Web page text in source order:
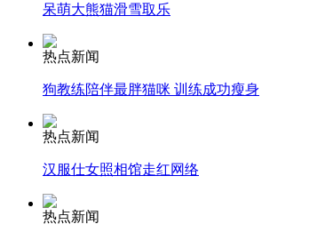
消防员救轻生者
司机酒驾遇交警 急速倒车逃窜
呆萌大熊猫滑雪取乐
热点新闻
狗教练陪伴最胖猫咪 训练成功瘦身
热点新闻
汉服仕女照相馆走红网络
热点新闻